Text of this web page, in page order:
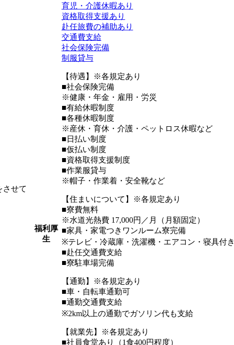
させて
福利厚
生
育児・介護休暇あり
資格取得支援あり
赴任旅費の補助あり
交通費支給
社会保険完備
制服貸与
【待遇】※各規定あり
■社会保険完備
※健康・年金・雇用・労災
■有給休暇制度
■各種休暇制度
※産休・育休・介護・ペットロス休暇など
■日払い制度
■仮払い制度
■資格取得支援制度
■作業服貸与
※帽子・作業着・安全靴など
【住まいについて】※各規定あり
■寮費無料
※水道光熱費 17,000円／月（月額固定）
■家具・家電つきワンルーム寮完備
※テレビ・冷蔵庫・洗濯機・エアコン・寝具付き
■赴任交通費支給
■寮駐車場完備
【通勤】※各規定あり
■車・自転車通勤可
■通勤交通費支給
※2km以上の通勤でガソリン代も支給
【就業先】※各規定あり
■社員食堂あり（1食400円程度）